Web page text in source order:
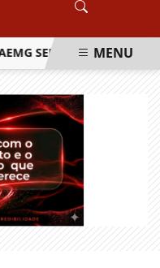
LANÇA OMENU